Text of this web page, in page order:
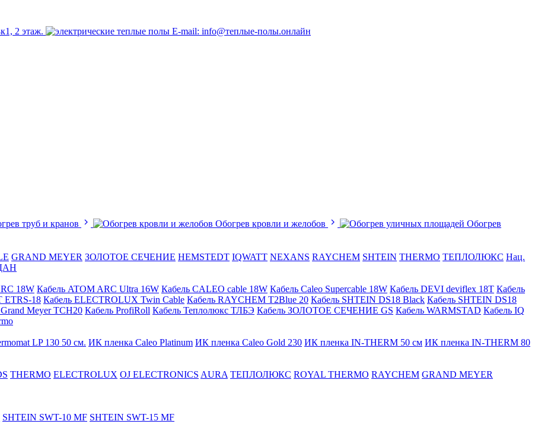
2 этаж.
E-mail: info@теплые-полы.онлайн
труб и кранов Обогрев кровли и желобов
Обогрев
GRAND MEYER ЗОЛОТОЕ СЕЧЕНИЕ HEMSTEDT IQWATT NEXANS RAYCHEM SHTEIN THERMO ТЕПЛОЛЮКС Нац.
18W Кабель ATOM ARC Ultra 16W Кабель CALEO cable 18W Кабель Caleo Supercable 18W Кабель DEVI deviflex 18T Кабель
ETRS-18 Кабель ELECTROLUX Twin Cable Кабель RAYCHEM T2Blue 20 Кабель SHTEIN DS18 Black Кабель SHTEIN DS18
Meyer TCH20 Кабель ProfiRoll Кабель Теплолюкс ТЛБЭ Кабель ЗОЛОТОЕ СЕЧЕНИЕ GS Кабель WARMSTAD Кабель IQ
LP 130 50 cм. ИК пленка Caleo Platinum ИК пленка Caleo Gold 230 ИК пленка IN-THERM 50 см ИК пленка IN-THERM 80
THERMO ELECTROLUX OJ ELECTRONICS AURA ТЕПЛОЛЮКС ROYAL THERMO RAYCHEM GRAND MEYER
SHTEIN SWT-10 MF SHTEIN SWT-15 MF